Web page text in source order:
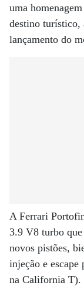
uma
destino turístico,
lançamento do
A Ferrari
3.9 V8 turbo que
novos pistões,
injeção e
na California T).